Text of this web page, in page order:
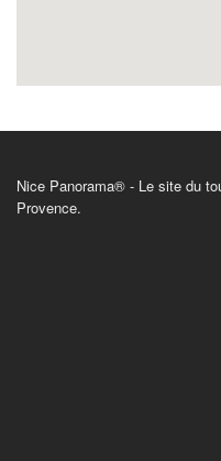
Nice Panorama® - Le site du
Provence.